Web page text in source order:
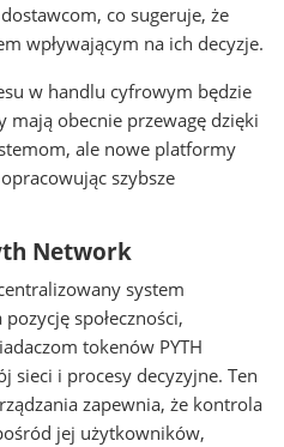
co sugeruje, że
wpływającym na ich decyzje.
w handlu cyfrowym będzie
mają obecnie przewagę dzięki
ale nowe platformy
szybsze
Network
system
społeczności,
tokenów PYTH
sieci i procesy decyzyjne. Ten
zapewnia, że kontrola
jej użytkowników,